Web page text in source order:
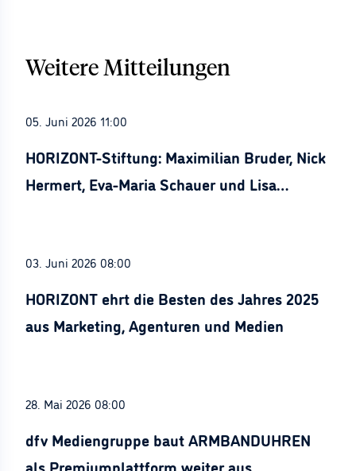
Weitere Mitteilungen
05. Juni 2026 11:00
HORIZONT-Stiftung: Maximilian Bruder, Nick
Hermert, Eva-Maria Schauer und Lisa
03. Juni 2026 08:00
HORIZONT ehrt die Besten des Jahres 2025
aus Marketing, Agenturen und Medien
28. Mai 2026 08:00
dfv Mediengruppe baut ARMBANDUHREN
als Premiumplattform weiter aus